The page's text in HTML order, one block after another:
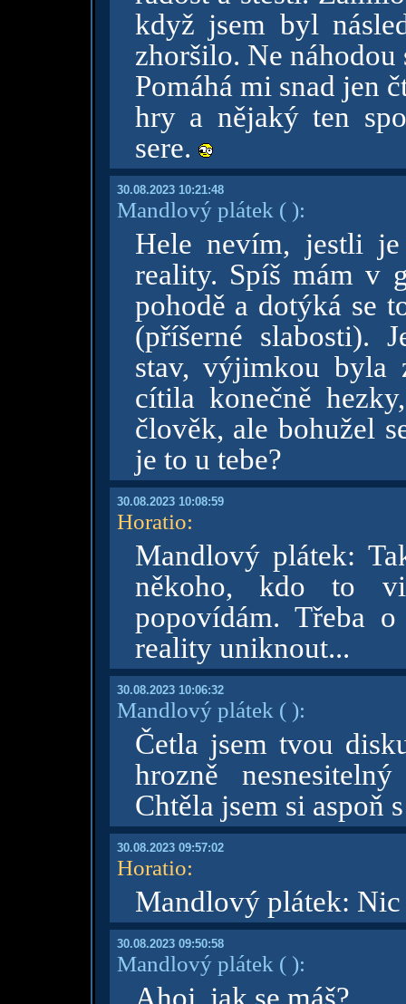
když jsem byl
zhoršilo. Ne
Pomáhá mi snad jen
hry a nějaký ten
sere.
30.08.2023 10:21:48
Mandlový plátek ( ):
Hele nevím, jestli
reality. Spíš mám v
pohodě a dotýká se
(příšerné slabosti).
stav, výjimkou byla
cítila konečně
člověk, ale bohužel
je to u tebe?
30.08.2023 10:08:59
Horatio:
Mandlový plátek:
někoho, kdo to
popovídám. Třeba
reality uniknout...
30.08.2023 10:06:32
Mandlový plátek ( ):
Četla jsem tvou
hrozně
Chtěla jsem si aspoň
30.08.2023 09:57:02
Horatio:
Mandlový plátek: Nic
30.08.2023 09:50:58
Mandlový plátek ( ):